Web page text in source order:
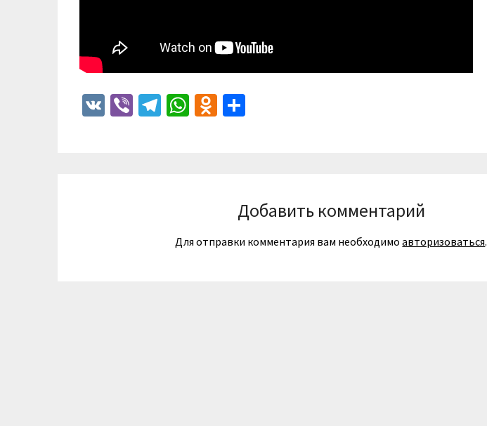
VK ViberTelegram
WhatsApp
Odnoklassniki
Добавить комментарий
Для отправки комментария вам необходимоавторизоваться.